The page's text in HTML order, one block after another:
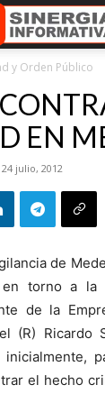
y Orden Público
EN
24 julio, 2012
de
torno a la
de la
(R) Ricardo
inicialmente,
el hecho